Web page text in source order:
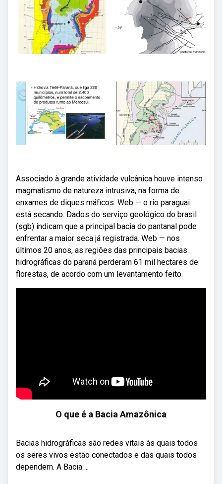
Associado à grande atividade vulcânica houve intenso
magmatismo de natureza intrusiva, na forma de
enxames de diques máficos. Web — o rio paraguai
está secando. Dados do serviço geológico do brasil
(sgb) indicam que a principal bacia do pantanal pode
enfrentar a maior seca já registrada. Web — nos
últimos 20 anos, as regiões das principais bacias
hidrográficas do paraná perderam 61 mil hectares de
florestas, de acordo com um levantamento feito.
O que é a Bacia Amazônica
Bacias hidrográficas são redes vitais às quais todos
os seres vivos estão conectados e das quais todos
dependem. A Bacia ...